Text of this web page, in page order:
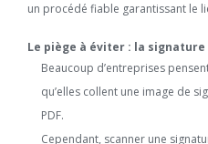
un procédé fiable garantissant le
Le piège à éviter : la signature
Beaucoup d’entreprises
qu’elles collent une image de
PDF.
Cependant, scanner une